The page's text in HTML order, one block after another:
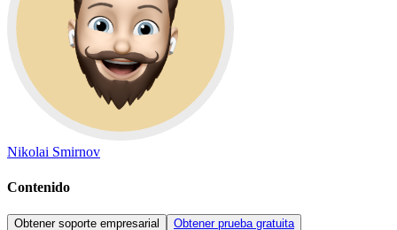
Nikolai Smirnov
Contenido
Obtener soporte empresarial Obtener prueba gratuita